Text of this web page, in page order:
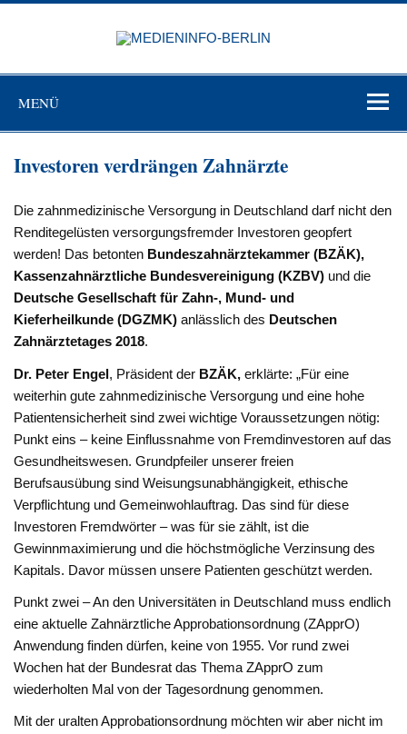
Zum
MENÜ
Investoren verdrängen Zahnärzte
Die zahnmedizinische Versorgung in Deutschland darf nicht den
Renditegelüsten versorgungsfremder Investoren geopfert
werden! Das betonten Bundeszahnärztekammer (BZÄK),
Kassenzahnärztliche Bundesvereinigung (KZBV) und die
Deutsche Gesellschaft für Zahn-, Mund- und
Kieferheilkunde (DGZMK) anlässlich des Deutschen
Zahnärztetages 2018.
Dr. Peter Engel, Präsident der BZÄK,erklärte: „Für eine
weiterhin gute zahnmedizinische Versorgung und eine hohe
Patientensicherheit sind zwei wichtige Voraussetzungen nötig:
Punkt eins – keine Einflussnahme von Fremdinvestoren auf das
Gesundheitswesen. Grundpfeiler unserer freien
Berufsausübung sind Weisungsunabhängigkeit, ethische
Verpflichtung und Gemeinwohlauftrag. Das sind für diese
Investoren Fremdwörter – was für sie zählt, ist die
Gewinnmaximierung und die höchstmögliche Verzinsung des
Kapitals. Davor müssen unsere Patienten geschützt werden.
Punkt zwei – An den Universitäten in Deutschland muss endlich
eine aktuelle Zahnärztliche Approbationsordnung (ZApprO)
Anwendung finden dürfen, keine von 1955. Vor rund zwei
Wochen hat der Bundesrat das Thema ZApprO zum
wiederholten Mal von der Tagesordnung genommen.
Mit der uralten Approbationsordnung möchten wir aber nicht im